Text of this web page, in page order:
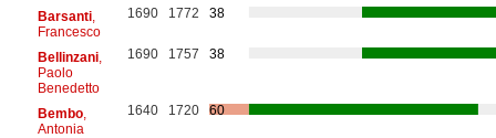
Barsanti,
Francesco
1690 1772 38
Bellinzani,
Paolo
Benedetto
1690 1757 38
Bembo,
Antonia
1640 1720 60